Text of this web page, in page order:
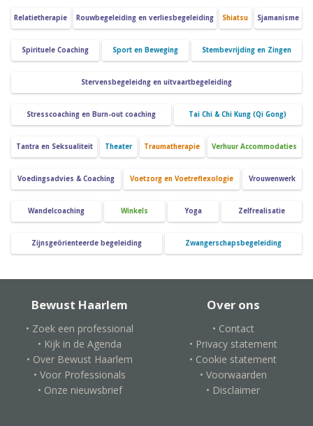
Relatietherapie Rouwbegeleiding en verliesbegeleiding Shiatsu Sjamanisme
Spirituele Coaching Sport en Beweging Stembevrijding en Zingen
Stervensbegeleidng en uitvaartbegeleiding
Stresscoaching en Burn-out coaching Tai Chi & Chi Kung (Qi Gong)
Tantra en Seksualiteit Theater Traumatherapie Verhuur Accommodaties
Voedingsadvies & Coaching Voetzorg en Voetreflexologie Vrouwenwerk
Wandelcoaching Winkels Yoga Zelfrealisatie
Zijnsgeörienteerde begeleiding Zwangerschapsbegeleiding
Bewust Haarlem
• Zoek een professional
• Kijk in de Agenda
• Over Bewust Haarlem
• Voor Professionals
• Onze nieuwsbrief
Over ons
• Contact
• Privacy statement
• Cookie statement
• Voorwaarden
• Disclaimer